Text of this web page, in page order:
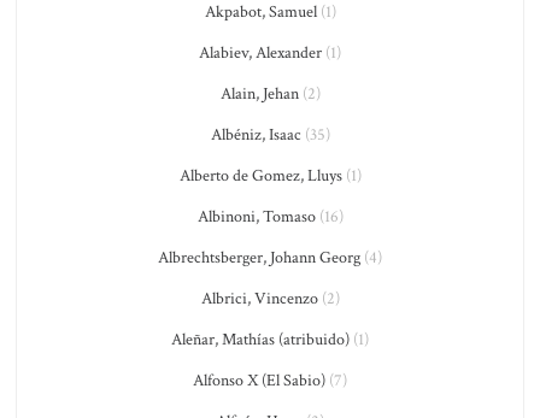
Akpabot, Samuel(1)
Alabiev, Alexander (1)
Alain, Jehan(2)
Albéniz, Isaac (35)
Alberto de Gomez, Lluys(1)
Albinoni, Tomaso(16)
Albrechtsberger, Johann Georg (4)
Albrici, Vincenzo(2)
Aleñar, Mathías (atribuido) (1)
Alfonso X (El Sabio) (7)